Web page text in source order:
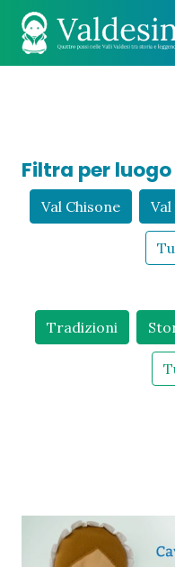
Filtra per luogo
Val Chisone
Tradizioni